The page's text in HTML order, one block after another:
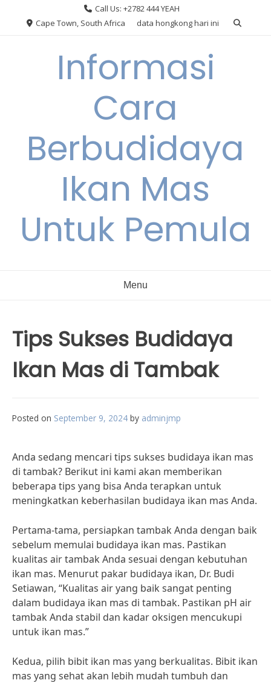
Call Us: +2782 444 YEAH
Cape Town, South Africa
data hongkong hari ini
Informasi
Cara
Berbudidaya
Ikan Mas
Untuk Pemula
Menu
Tips Sukses Budidaya
Ikan Mas di Tambak
Posted on September 9, 2024 by adminjmp
Anda sedang mencari tips sukses budidaya ikan mas
di tambak? Berikut ini kami akan memberikan
beberapa tips yang bisa Anda terapkan untuk
meningkatkan keberhasilan budidaya ikan mas Anda.
Pertama-tama, persiapkan tambak Anda dengan baik
sebelum memulai budidaya ikan mas. Pastikan
kualitas air tambak Anda sesuai dengan kebutuhan
ikan mas. Menurut pakar budidaya ikan, Dr. Budi
Setiawan, “Kualitas air yang baik sangat penting
dalam budidaya ikan mas di tambak. Pastikan pH air
tambak Anda stabil dan kadar oksigen mencukupi
untuk ikan mas.”
Kedua, pilih bibit ikan mas yang berkualitas. Bibit ikan
mas yang sehat akan lebih mudah tumbuh dan